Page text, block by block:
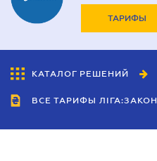
ТАРИФЫ
КАТАЛОГ РЕШЕНИЙ
ВСЕ ТАРИФЫ ЛІГА:ЗАКОН